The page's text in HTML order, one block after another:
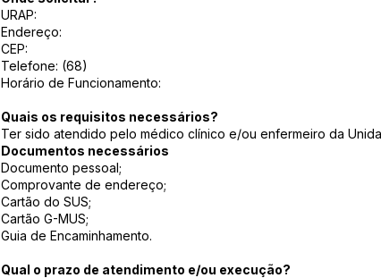
URAP:
Endereço:
CEP:
Telefone: (68)
Horário de Funcionamento:
Quais os requisitos necessários?
Ter sido atendido pelo médico clínico e/ou enfermeiro da
Documentos necessários
Documento pessoal;
Comprovante de endereço;
Cartão do SUS;
Cartão G-MUS;
Guia de Encaminhamento.
Qual o prazo de atendimento e/ou execução?